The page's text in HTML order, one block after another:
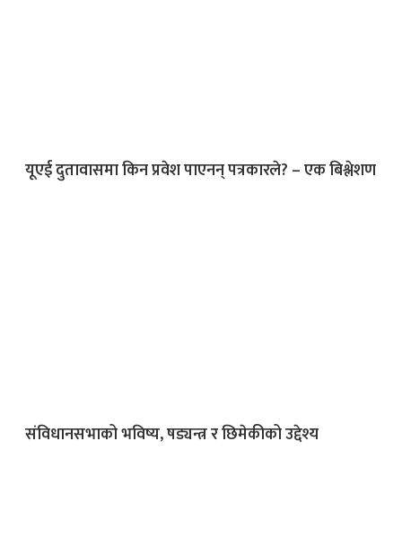
यूएई दुतावासमा किन प्रवेश पाएनन् पत्रकारले? – एक बिश्लेशण
संविधानसभाको भविष्य, षड्यन्त्र र छिमेकीको उद्देश्य